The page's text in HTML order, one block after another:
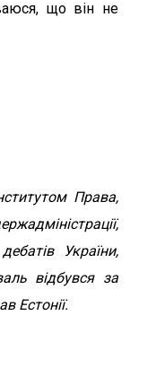
що він не
Права,
України,
відбувся за
Естонії.